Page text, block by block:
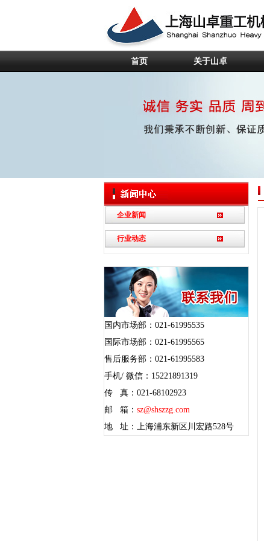
首页 关于山卓
企业新闻
行业动态
国内市场部：021-61995535
国际市场部：021-61995565
售后服务部：021-61995583
手机/ 微信：15221891319
传 真：021-68102923
邮 箱： sz@shszzg.com
地 址：上海浦东新区川宏路528号